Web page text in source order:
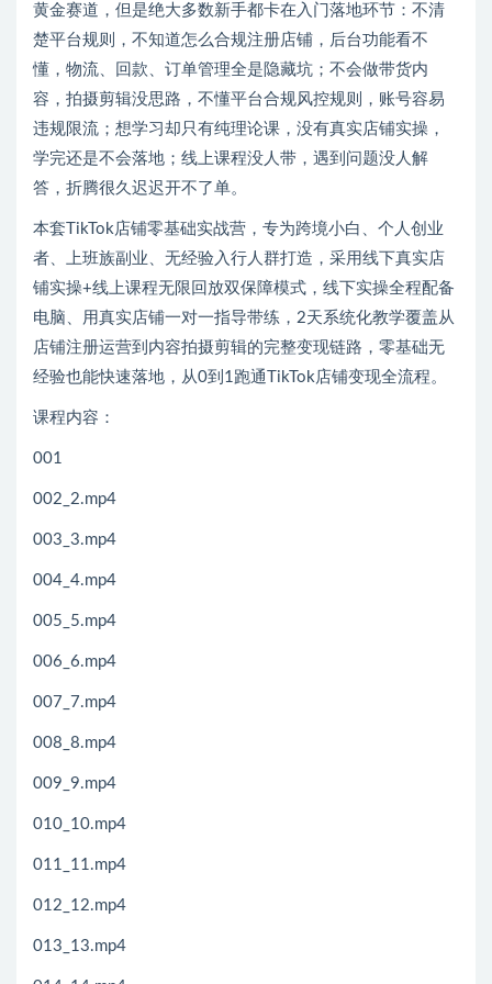
黄金赛道，但是绝大多数新手都卡在入门落地环节：不清
楚平台规则，不知道怎么合规注册店铺，后台功能看不
懂，物流、回款、订单管理全是隐藏坑；不会做带货内
容，拍摄剪辑没思路，不懂平台合规风控规则，账号容易
违规限流；想学习却只有纯理论课，没有真实店铺实操，
学完还是不会落地；线上课程没人带，遇到问题没人解
答，折腾很久迟迟开不了单。
本套TikTok店铺零基础实战营，专为跨境小白、个人创业
者、上班族副业、无经验入行人群打造，采用线下真实店
铺实操+线上课程无限回放双保障模式，线下实操全程配备
电脑、用真实店铺一对一指导带练，2天系统化教学覆盖从
店铺注册运营到内容拍摄剪辑的完整变现链路，零基础无
经验也能快速落地，从0到1跑通TikTok店铺变现全流程。
课程内容：
001
002_2.mp4
003_3.mp4
004_4.mp4
005_5.mp4
006_6.mp4
007_7.mp4
008_8.mp4
009_9.mp4
010_10.mp4
011_11.mp4
012_12.mp4
013_13.mp4